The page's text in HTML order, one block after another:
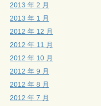
2013 年 2 月
2013 年 1 月
2012 年 12 月
2012 年 11 月
2012 年 10 月
2012 年 9 月
2012 年 8 月
2012 年 7 月